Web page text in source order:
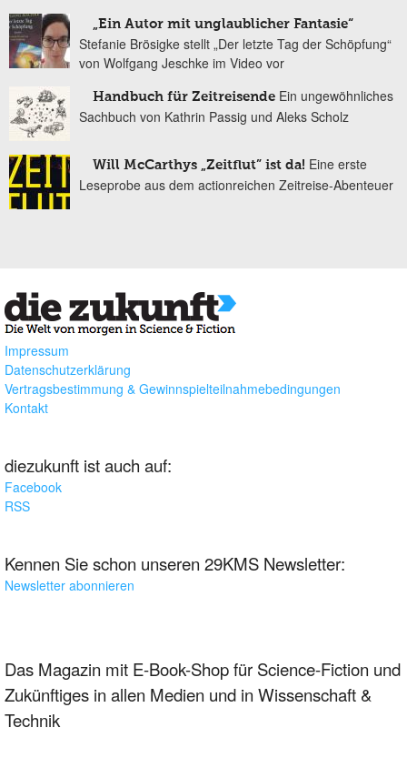
„Ein Autor mit unglaublicher Fantasie“
Stefanie Brösigke stellt „Der letzte Tag der Schöpfung“
von Wolfgang Jeschke im Video vor
Handbuch für Zeitreisende Ein ungewöhnliches
Sachbuch von Kathrin Passig und Aleks Scholz
Will McCarthys „Zeitflut” ist da! Eine erste
Leseprobe aus dem actionreichen Zeitreise-Abenteuer
Impressum
Datenschutzerklärung
Vertragsbestimmung & Gewinnspielteilnahmebedingungen
Kontakt
diezukunft ist auch auf:
Facebook
RSS
Kennen Sie schon unseren 29KMS Newsletter:
Newsletter abonnieren
Das Magazin mit E-Book-Shop für Science-Fiction und
Zukünftiges in allen Medien und in Wissenschaft &
Technik